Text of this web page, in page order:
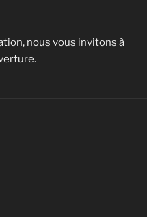
nous vous invitons à